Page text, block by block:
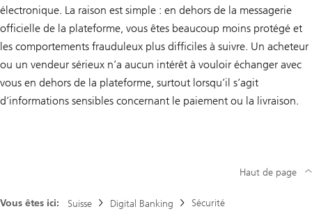
électronique. La raison est simple : en dehors de la messagerie
officielle de la plateforme, vous êtes beaucoup moins protégé et
les comportements frauduleux plus difficiles à suivre. Un acheteur
ou un vendeur sérieux n’a aucun intérêt à vouloir échanger avec
vous en dehors de la plateforme, surtout lorsqu’il s’agit
d’informations sensibles concernant le paiement ou la livraison.
Vous êtes ici: Suisse Digital Banking Sécurité
Haut de page